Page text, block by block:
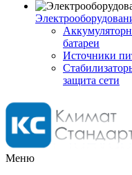
батареи
Источники
защита сети
Меню